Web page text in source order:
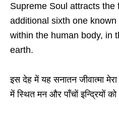
Supreme Soul attracts the
additional sixth one
within the human body, in
earth.
इस देह में यह सनातन जीवात्मा
में स्थित मन और पाँचों इन्द्रियों